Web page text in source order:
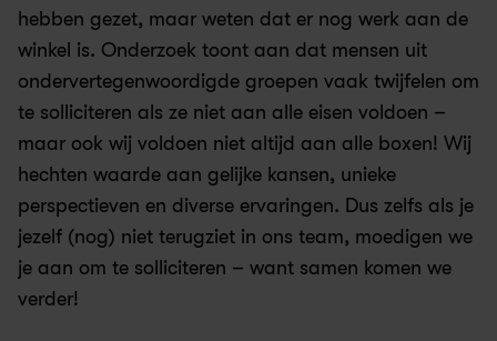
hebben gezet, maar weten dat er nog werk aan de
winkel is. Onderzoek toont aan dat mensen uit
ondervertegenwoordigde groepen vaak twijfelen om
te solliciteren als ze niet aan alle eisen voldoen –
maar ook wij voldoen niet altijd aan alle boxen! Wij
hechten waarde aan gelijke kansen, unieke
perspectieven en diverse ervaringen. Dus zelfs als je
jezelf (nog) niet terugziet in ons team, moedigen we
je aan om te solliciteren – want samen komen we
verder!